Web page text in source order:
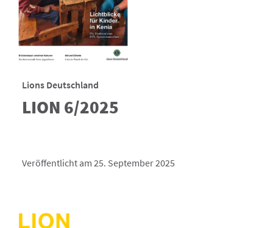
Lions Deutschland
LION 6/2025
Veröffentlicht am 25. September 2025